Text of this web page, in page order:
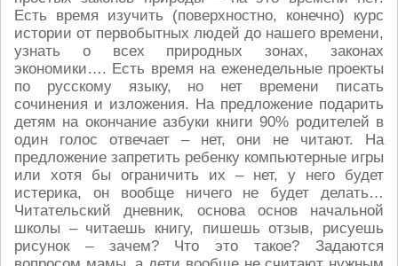
Есть время изучить (поверхностно, конечно) курс
истории от первобытных людей до нашего времени,
узнать о всех природных зонах, законах
экономики…. Есть время на еженедельные проекты
по русскому языку, но нет времени писать
сочинения и изложения. На предложение подарить
детям на окончание азбуки книги 90% родителей в
один голос отвечает – нет, они не читают. На
предложение запретить ребенку компьютерные игры
или хотя бы ограничить их – нет, у него будет
истерика, он вообще ничего не будет делать…
Читательский дневник, основа основ начальной
школы – читаешь книгу, пишешь отзыв, рисуешь
рисунок – зачем? Что это такое? Задаются